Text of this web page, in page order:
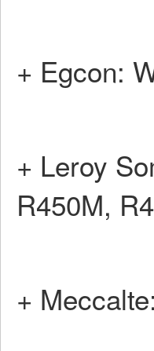
+ Egcon:
+ Leroy
R450M,
+